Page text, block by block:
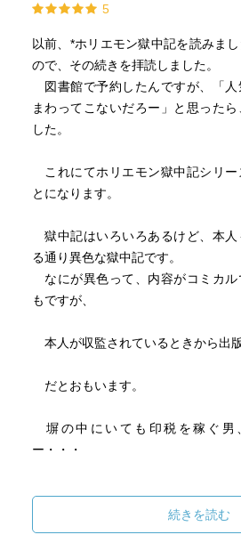
5
以前、*ホリエモン獄中記を読みま
ので、その続きを拝読しました。
図書館で予約したんですが、「人
まわってこないだろー」と思った
した。
これにてホリエモン獄中記シリー
とになります。
獄中記はいろいろあるけど、本人
る通り異色な獄中記です。
なにが異色って、内容がコミカル
もですが、
本人が収監されているときから出
だとおもいます。
塀の中にいても印税を稼ぐ男
ー・・・
続きを読む